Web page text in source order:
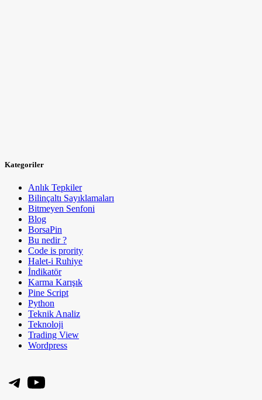
Kategoriler
Anlık Tepkiler
Bilinçaltı Sayıklamaları
Bitmeyen Senfoni
Blog
BorsaPin
Bu nedir ?
Code is prority
Halet-i Ruhiye
İndikatör
Karma Karışık
Pine Script
Python
Teknik Analiz
Teknoloji
Trading View
Wordpress
Telegram
YouTube